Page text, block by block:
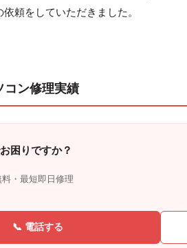
頼をしていただきました。
コン修理実績
困りですか？
・最短即日修理
📞 電話する